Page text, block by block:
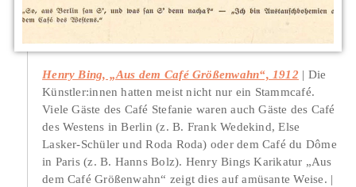
Henry Bing, „Aus dem Café Größenwahn“, 1912
Die
Künstler:innen hatten meist nicht nur ein Stammcafé.
Viele Gäste des Café Stefanie waren auch Gäste des Café
des Westens in Berlin (z. B. Frank Wedekind, Else
Lasker-Schüler und Roda Roda) oder dem Café du Dôme
in Paris (z. B. Hanns Bolz). Henry Bings Karikatur „Aus
dem Café Größenwahn“ zeigt dies auf amüsante Weise.